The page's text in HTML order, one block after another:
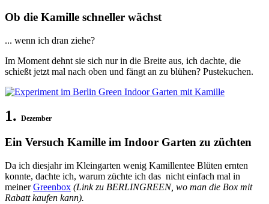
Ob die Kamille schneller wächst
... wenn ich dran ziehe?
Im Moment dehnt sie sich nur in die Breite aus, ich dachte, die
schießt jetzt mal nach oben und fängt an zu blühen? Pustekuchen.
1. Dezember
Ein Versuch Kamille im Indoor Garten zu züchten
Da ich diesjahr im Kleingarten wenig Kamillentee Blüten ernten
konnte, dachte ich, warum züchte ich das nicht einfach mal in
meinerGreenbox (Link zu BERLINGREEN, wo man die Box mit
Rabatt kaufen kann).